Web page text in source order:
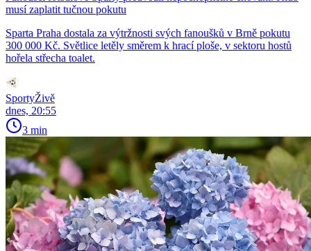
musí zaplatit tučnou pokutu
Sparta Praha dostala za výtržnosti svých fanoušků v Brně pokutu
300 000 Kč. Světlice letěly směrem k hrací ploše, v sektoru hostů
hořela střecha toalet.
SportyŽivě
dnes, 20:55
3 min